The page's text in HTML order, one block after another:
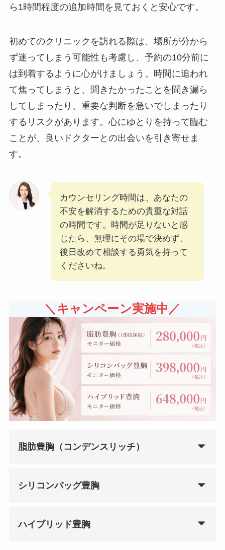
ら1時間程度の追加時間を見ておくと安心です。
初めてのクリニックを訪れる際は、場所が分から
ず迷ってしまう可能性も考慮し、予約の10分前に
は到着するように心がけましょう。時間に追われ
て焦ってしまうと、聞きたかったことを聞き漏ら
してしまったり、重要な判断を急いでしまったり
するリスクがあります。心にゆとりを持って臨む
ことが、良いドクターとの出会いを引き寄せま
す。
カウンセリング時間は、あなたの
不安を解消するための貴重な対話
の時間です。時間が足りないと感
じたら、無理にその場で決めず、
後日改めて相談する勇気を持って
くださいね。
＼キャンペーン実施中／
脂肪豊胸（コンデンスリッチ）
シリコンバッグ豊胸
ハイブリッド豊胸